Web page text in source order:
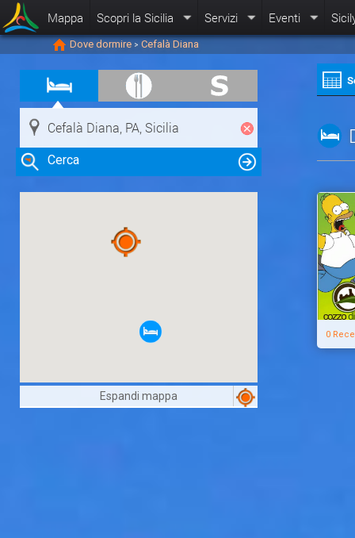
Mappa Scopri la Sicilia Servizi Eventi
Dove dormire > Cefalà Diana
Cerca
Clicca su una risorsa nella mappa
Espandi mappa
0